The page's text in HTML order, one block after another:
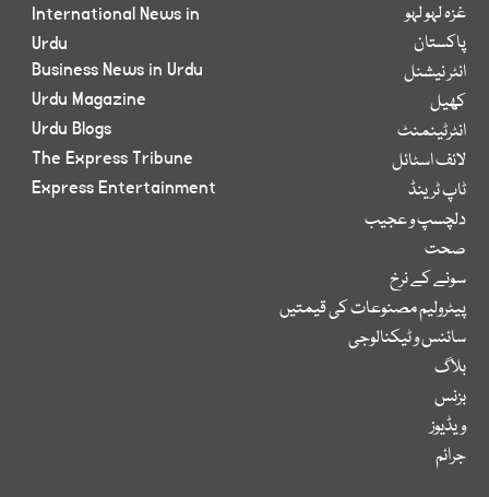
غزہ لہو لہو
پاکستان
انٹر نیشنل
کھیل
انٹرٹینمنٹ
لائف اسٹائل
ٹاپ ٹرینڈ
دلچسپ و عجیب
صحت
سونے کے نرخ
پیٹرولیم مصنوعات کی قیمتیں
سائنس و ٹیکنالوجی
بلاگ
بزنس
ویڈیوز
جرائم
International News in
Urdu
Business News in Urdu
Urdu Magazine
Urdu Blogs
The Express Tribune
Express Entertainment